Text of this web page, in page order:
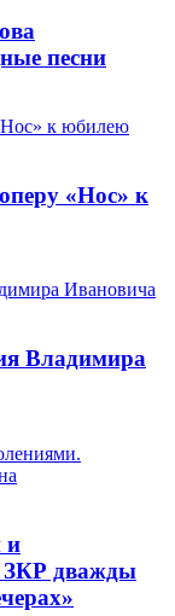
песни
«Нос» к
Владимира
и
ЗКР дважды